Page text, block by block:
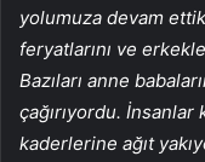
yolumuza devam
feryatlarını ve
Bazıları anne
çağırıyordu. İnsanlar
kaderlerine ağıt